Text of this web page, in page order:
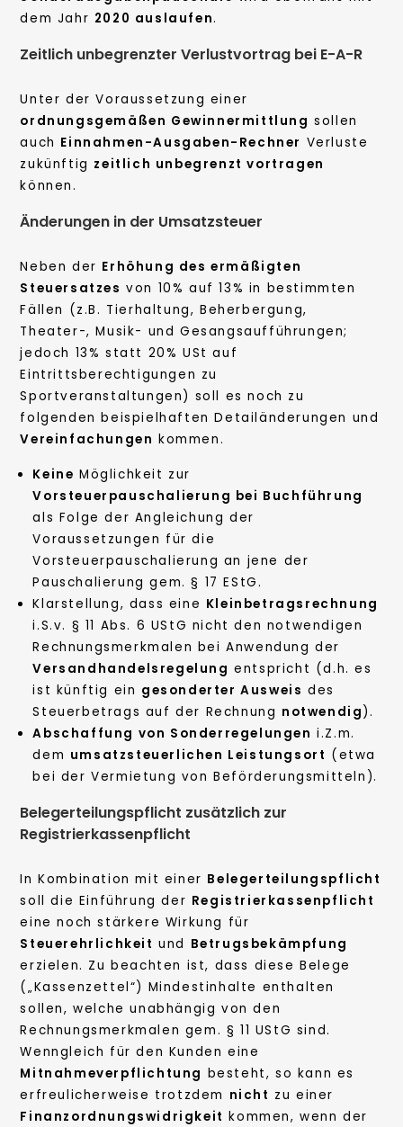
dem Jahr 2020 auslaufen.
Zeitlich unbegrenzter Verlustvortrag bei E-A-R
Unter der Voraussetzung einer
ordnungsgemäßen Gewinnermittlung sollen
auch Einnahmen-Ausgaben-Rechner Verluste
zukünftig zeitlich unbegrenzt vortragen
können.
Änderungen in der Umsatzsteuer
Neben der Erhöhung des ermäßigten
Steuersatzes von 10% auf 13% in bestimmten
Fällen (z.B. Tierhaltung, Beherbergung,
Theater-, Musik- und Gesangsaufführungen;
jedoch 13% statt 20% USt auf
Eintrittsberechtigungen zu
Sportveranstaltungen) soll es noch zu
folgenden beispielhaften Detailänderungen und
Vereinfachungen kommen.
Keine Möglichkeit zur
Vorsteuerpauschalierung bei Buchführung
als Folge der Angleichung der
Voraussetzungen für die
Vorsteuerpauschalierung an jene der
Pauschalierung gem. § 17 EStG.
Klarstellung, dass eine Kleinbetragsrechnung
i.S.v. § 11 Abs. 6 UStG nicht den notwendigen
Rechnungsmerkmalen bei Anwendung der
Versandhandelsregelung entspricht (d.h. es
ist künftig ein gesonderter Ausweis des
Steuerbetrags auf der Rechnung notwendig ).
Abschaffung von Sonderregelungen i.Z.m.
dem umsatzsteuerlichen Leistungsort (etwa
bei der Vermietung von Beförderungsmitteln).
Belegerteilungspflicht zusätzlich zur
Registrierkassenpflicht
In Kombination mit einer Belegerteilungspflicht
soll die Einführung der Registrierkassenpflicht
eine noch stärkere Wirkung für
Steuerehrlichkeit und Betrugsbekämpfung
erzielen. Zu beachten ist, dass diese Belege
(„Kassenzettel“) Mindestinhalte enthalten
sollen, welche unabhängig von den
Rechnungsmerkmalen gem. § 11 UStG sind.
Wenngleich für den Kunden eine
Mitnahmeverpflichtung besteht, so kann es
erfreulicherweise trotzdem nicht zu einer
Finanzordnungswidrigkeit kommen, wenn der